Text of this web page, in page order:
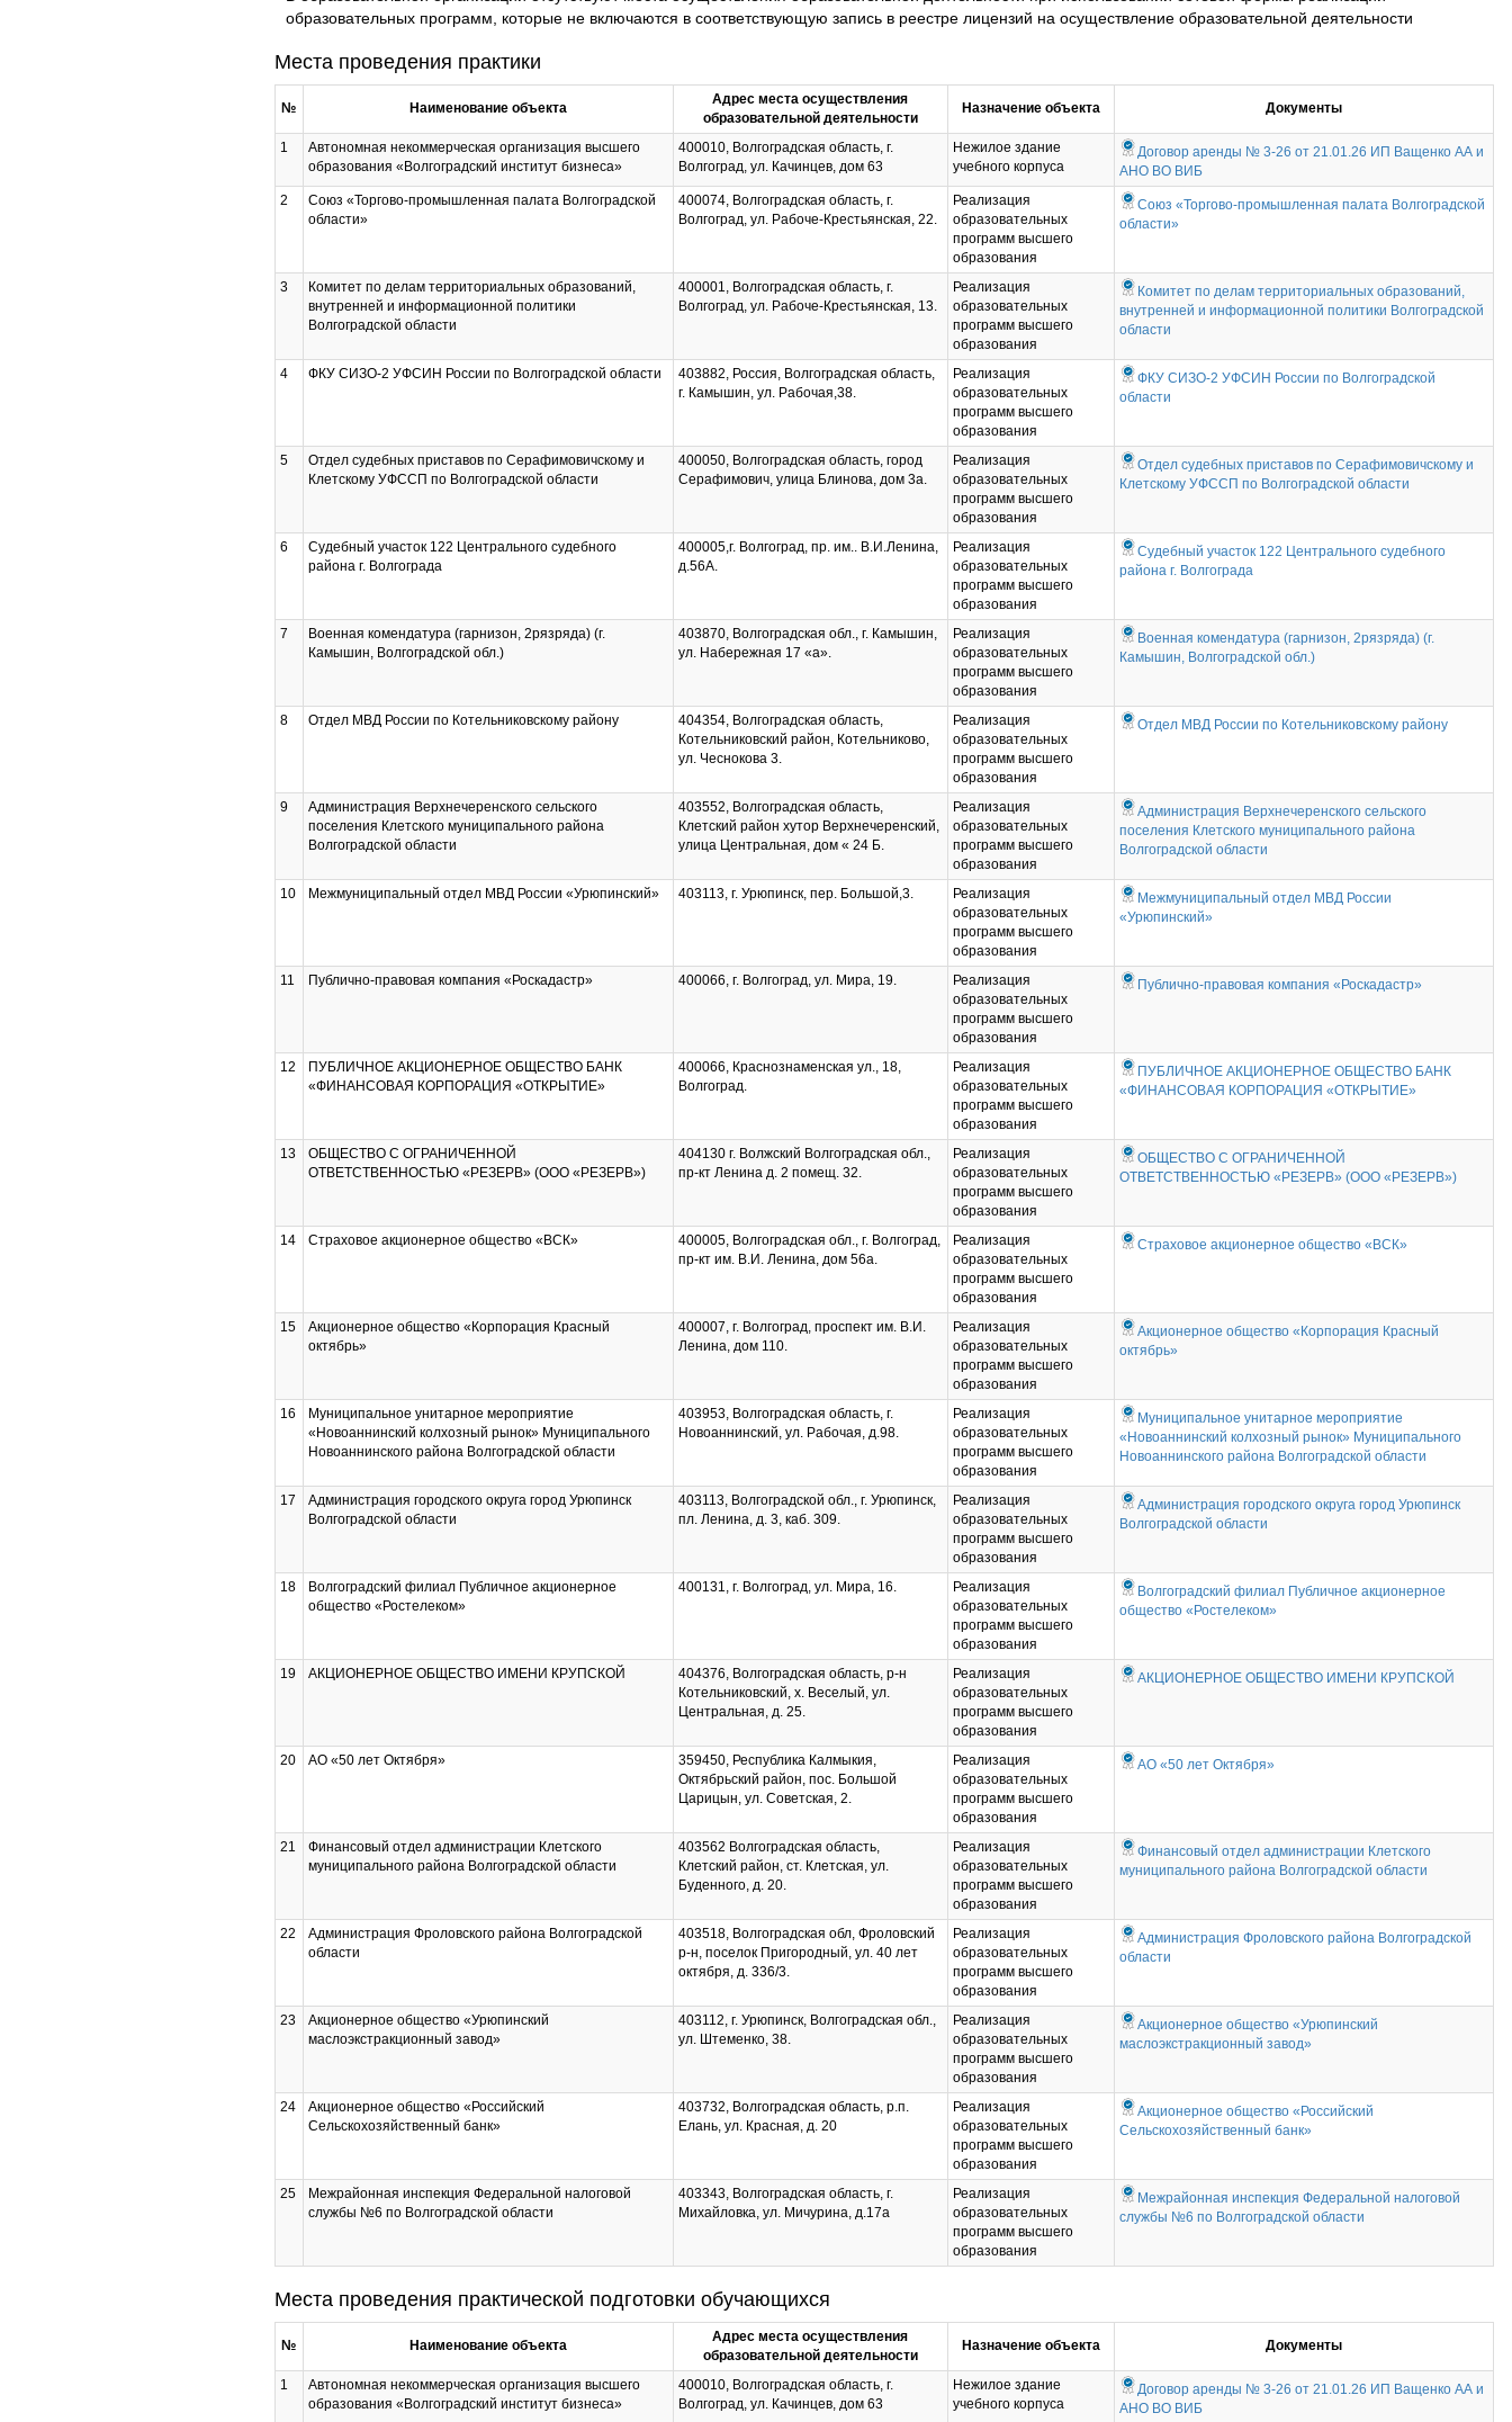
образовательных программ, которые не включаются в соответствующую запись в реестре лицензий на осуществление образовательной деятельности
Места проведения практики
№ Наименование объекта
Адрес места осуществления
образовательной деятельности
Назначение объекта Документы
1
Автономная некоммерческая организация высшего
образования «Волгоградский институт бизнеса»
400010, Волгоградская область, г.
Волгоград, ул. Качинцев, дом 63
Нежилое здание
учебного корпуса
Договор аренды № 3-26 от 21.01.26 ИП Ващенко АА и
АНО ВО ВИБ
2
Союз «Торгово-промышленная палата Волгоградской
области»
400074, Волгоградская область, г.
Волгоград, ул. Рабоче-Крестьянская, 22.
Реализация
образовательных
программ высшего
образования
Союз «Торгово-промышленная палата Волгоградской
области»
3
Комитет по делам территориальных образований,
внутренней и информационной политики
Волгоградской области
400001, Волгоградская область, г.
Волгоград, ул. Рабоче-Крестьянская, 13.
Реализация
образовательных
программ высшего
образования
Комитет по делам территориальных образований,
внутренней и информационной политики Волгоградской
области
4 ФКУ СИЗО-2 УФСИН России по Волгоградской области
403882, Россия, Волгоградская область,
г. Камышин, ул. Рабочая,38.
Реализация
образовательных
программ высшего
образования
ФКУ СИЗО-2 УФСИН России по Волгоградской
области
5
Отдел судебных приставов по Серафимовичскому и
Клетскому УФССП по Волгоградской области
400050, Волгоградская область, город
Серафимович, улица Блинова, дом 3а.
Реализация
образовательных
программ высшего
образования
Отдел судебных приставов по Серафимовичскому и
Клетскому УФССП по Волгоградской области
6
Судебный участок 122 Центрального судебного
района г. Волгограда
400005,г. Волгоград, пр. им.. В.И.Ленина,
д.56А.
Реализация
образовательных
программ высшего
образования
Судебный участок 122 Центрального судебного
района г. Волгограда
7
Военная комендатура (гарнизон, 2рязряда) (г.
Камышин, Волгоградской обл.)
403870, Волгоградская обл., г. Камышин,
ул. Набережная 17 «а».
Реализация
образовательных
программ высшего
образования
Военная комендатура (гарнизон, 2рязряда) (г.
Камышин, Волгоградской обл.)
8 Отдел МВД России по Котельниковскому району
404354, Волгоградская область,
Котельниковский район, Котельниково,
ул. Чеснокова 3.
Реализация
образовательных
программ высшего
образования
Отдел МВД России по Котельниковскому району
9
Администрация Верхнечеренского сельского
поселения Клетского муниципального района
Волгоградской области
403552, Волгоградская область,
Клетский район хутор Верхнечеренский,
улица Центральная, дом « 24 Б.
Реализация
образовательных
программ высшего
образования
Администрация Верхнечеренского сельского
поселения Клетского муниципального района
Волгоградской области
10 Межмуниципальный отдел МВД России «Урюпинский» 403113, г. Урюпинск, пер. Большой,3.
Реализация
образовательных
программ высшего
образования
Межмуниципальный отдел МВД России
«Урюпинский»
11 Публично-правовая компания «Роскадастр» 400066, г. Волгоград, ул. Мира, 19.
Реализация
образовательных
программ высшего
образования
Публично-правовая компания «Роскадастр»
12
ПУБЛИЧНОЕ АКЦИОНЕРНОЕ ОБЩЕСТВО БАНК
«ФИНАНСОВАЯ КОРПОРАЦИЯ «ОТКРЫТИЕ»
400066, Краснознаменская ул., 18,
Волгоград.
Реализация
образовательных
программ высшего
образования
ПУБЛИЧНОЕ АКЦИОНЕРНОЕ ОБЩЕСТВО БАНК
«ФИНАНСОВАЯ КОРПОРАЦИЯ «ОТКРЫТИЕ»
13
ОБЩЕСТВО С ОГРАНИЧЕННОЙ
ОТВЕТСТВЕННОСТЬЮ «РЕЗЕРВ» (ООО «РЕЗЕРВ»)
404130 г. Волжский Волгоградская обл.,
пр-кт Ленина д. 2 помещ. 32.
Реализация
образовательных
программ высшего
образования
ОБЩЕСТВО С ОГРАНИЧЕННОЙ
ОТВЕТСТВЕННОСТЬЮ «РЕЗЕРВ» (ООО «РЕЗЕРВ»)
14 Страховое акционерное общество «ВСК»
400005, Волгоградская обл., г. Волгоград,
пр-кт им. В.И. Ленина, дом 56а.
Реализация
образовательных
программ высшего
образования
Страховое акционерное общество «ВСК»
15
Акционерное общество «Корпорация Красный
октябрь»
400007, г. Волгоград, проспект им. В.И.
Ленина, дом 110.
Реализация
образовательных
программ высшего
образования
Акционерное общество «Корпорация Красный
октябрь»
16
Муниципальное унитарное мероприятие
«Новоаннинский колхозный рынок» Муниципального
Новоаннинского района Волгоградской области
403953, Волгоградская область, г.
Новоаннинский, ул. Рабочая, д.98.
Реализация
образовательных
программ высшего
образования
Муниципальное унитарное мероприятие
«Новоаннинский колхозный рынок» Муниципального
Новоаннинского района Волгоградской области
17
Администрация городского округа город Урюпинск
Волгоградской области
403113, Волгоградской обл., г. Урюпинск,
пл. Ленина, д. 3, каб. 309.
Реализация
образовательных
программ высшего
образования
Администрация городского округа город Урюпинск
Волгоградской области
18
Волгоградский филиал Публичное акционерное
общество «Ростелеком»
400131, г. Волгоград, ул. Мира, 16.
Реализация
образовательных
программ высшего
образования
Волгоградский филиал Публичное акционерное
общество «Ростелеком»
19 АКЦИОНЕРНОЕ ОБЩЕСТВО ИМЕНИ КРУПСКОЙ
404376, Волгоградская область, р-н
Котельниковский, х. Веселый, ул.
Центральная, д. 25.
Реализация
образовательных
программ высшего
образования
АКЦИОНЕРНОЕ ОБЩЕСТВО ИМЕНИ КРУПСКОЙ
20 АО «50 лет Октября»
359450, Республика Калмыкия,
Октябрьский район, пос. Большой
Царицын, ул. Советская, 2.
Реализация
образовательных
программ высшего
образования
АО «50 лет Октября»
21
Финансовый отдел администрации Клетского
муниципального района Волгоградской области
403562 Волгоградская область,
Клетский район, ст. Клетская, ул.
Буденного, д. 20.
Реализация
образовательных
программ высшего
образования
Финансовый отдел администрации Клетского
муниципального района Волгоградской области
22
Администрация Фроловского района Волгоградской
области
403518, Волгоградская обл, Фроловский
р-н, поселок Пригородный, ул. 40 лет
октября, д. 336/3.
Реализация
образовательных
программ высшего
образования
Администрация Фроловского района Волгоградской
области
23
Акционерное общество «Урюпинский
маслоэкстракционный завод»
403112, г. Урюпинск, Волгоградская обл.,
ул. Штеменко, 38.
Реализация
образовательных
программ высшего
образования
Акционерное общество «Урюпинский
маслоэкстракционный завод»
24
Акционерное общество «Российский
Сельскохозяйственный банк»
403732, Волгоградская область, р.п.
Елань, ул. Красная, д. 20
Реализация
образовательных
программ высшего
образования
Акционерное общество «Российский
Сельскохозяйственный банк»
25
Межрайонная инспекция Федеральной налоговой
службы №6 по Волгоградской области
403343, Волгоградская область, г.
Михайловка, ул. Мичурина, д.17а
Реализация
образовательных
программ высшего
образования
Межрайонная инспекция Федеральной налоговой
службы №6 по Волгоградской области
Места проведения практической подготовки обучающихся
№ Наименование объекта
Адрес места осуществления
образовательной деятельности
Назначение объекта Документы
1
Автономная некоммерческая организация высшего
образования «Волгоградский институт бизнеса»
400010, Волгоградская область, г.
Волгоград, ул. Качинцев, дом 63
Нежилое здание
учебного корпуса
Договор аренды № 3-26 от 21.01.26 ИП Ващенко АА и
АНО ВО ВИБ